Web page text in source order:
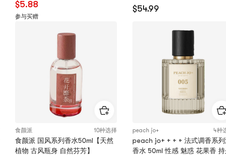
5.0
颗
$5.88
参与买赠
分
$54.99
食颜派 10种选择
食颜派 国风系列香水50ml【天然
植物 古风瓶身 自然芬芳】
peach jo+ 4种
peach jo+ + + + 法式调香系列淡
香水 50ml 性感 魅惑 花果香 持